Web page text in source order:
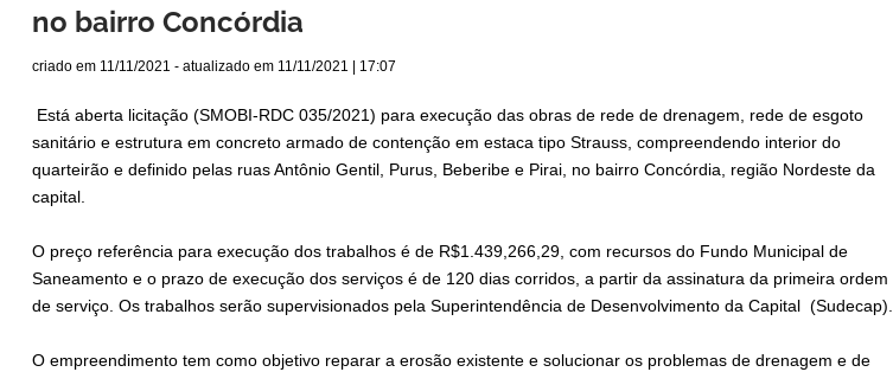
no bairro Concórdia
criado em 11/11/2021 - atualizado em 11/11/2021 | 17:07
Está aberta licitação (SMOBI-RDC 035/2021) para execução das obras de rede de drenagem, rede de esgoto
sanitário e estrutura em concreto armado de contenção em estaca tipo Strauss, compreendendo interior do
quarteirão e definido pelas ruas Antônio Gentil, Purus, Beberibe e Pirai, no bairro Concórdia, região Nordeste da
capital.
O preço referência para execução dos trabalhos é de R$1.439,266,29, com recursos do Fundo Municipal de
Saneamento e o prazo de execução dos serviços é de 120 dias corridos, a partir da assinatura da primeira ordem
de serviço. Os trabalhos serão supervisionados pela Superintendência de Desenvolvimento da Capital (Sudecap).
O empreendimento tem como objetivo reparar a erosão existente e solucionar os problemas de drenagem e de